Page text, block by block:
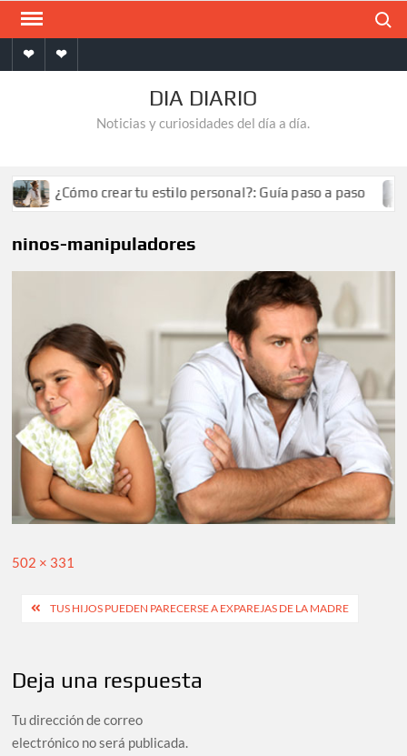
Saltar
contenido
InicioContacto
DIA DIARIO
Noticias y curiosidades del día a día.
¿Cómo crear tu estilo personal?: Guía paso a paso
ninos-manipuladores
Tamaño
502 × 331
Navegación
entradas
TUS HIJOS PUEDEN PARECERSE A EXPAREJAS DE LA MADRE
Deja una respuesta
Tu dirección de correo
electrónico no será publicada.